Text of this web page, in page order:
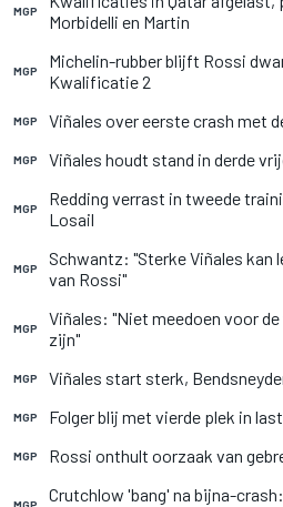
MGP
Morbidelli en Martin
MGP
Michelin-rubber blijft Rossi
Kwalificatie 2
MGP Viñales over eerste crash met
MGP Viñales houdt stand in derde
MGP
Redding verrast in tweede
Losail
MGP
Schwantz: "Sterke Viñales kan
van Rossi"
MGP
Viñales: "Niet meedoen voor
zijn"
MGP Viñales start sterk,
MGP Folger blij met vierde plek in
MGP Rossi onthult oorzaak van
Crutchlow 'bang' na bijna-